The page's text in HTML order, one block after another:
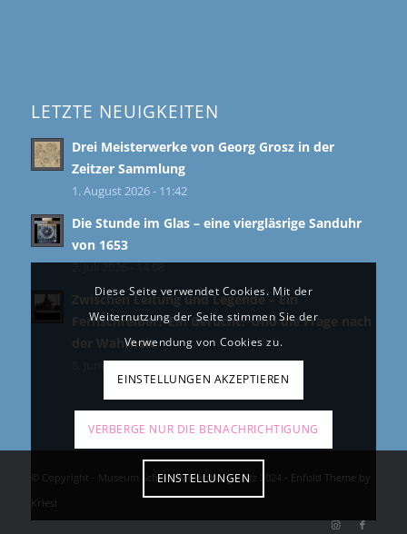
LETZTE NEUIGKEITEN
Drei Meisterwerke von Georg Grosz in der
Zeitzer Sammlung
1. August 2026 - 11:42
Die Stunde im Glas – eine viergläsrige Sanduhr
von 1653
2. Juli 2026 - 14:08
Zwischen Leitung und Legende – Ein
Fernschreiber? Ein Gerücht? Und die Frage nach
der Wahrheit
8. Juni 2026 - 11:39
© Copyright - Museum Schloss Moritzburg Zeitz 2024 - Enfold Theme by
Kriesi
Diese Seite verwendet Cookies. Mit der
Weiternutzung der Seite stimmen Sie der
Verwendung von Cookies zu.
EINSTELLUNGEN AKZEPTIEREN
VERBERGE NUR DIE BENACHRICHTIGUNG
EINSTELLUNGEN